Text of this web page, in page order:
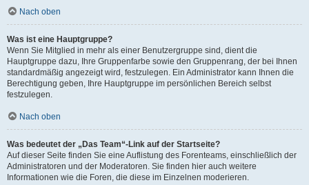
Nach oben
Was ist eine Hauptgruppe?
Wenn Sie Mitglied in mehr als einer Benutzergruppe sind, dient die
Hauptgruppe dazu, Ihre Gruppenfarbe sowie den Gruppenrang, der bei Ihnen
standardmäßig angezeigt wird, festzulegen. Ein Administrator kann Ihnen die
Berechtigung geben, Ihre Hauptgruppe im persönlichen Bereich selbst
festzulegen.
Nach oben
Was bedeutet der „Das Team“-Link auf der Startseite?
Auf dieser Seite finden Sie eine Auflistung des Forenteams, einschließlich der
Administratoren und der Moderatoren. Sie finden hier auch weitere
Informationen wie die Foren, die diese im Einzelnen moderieren.